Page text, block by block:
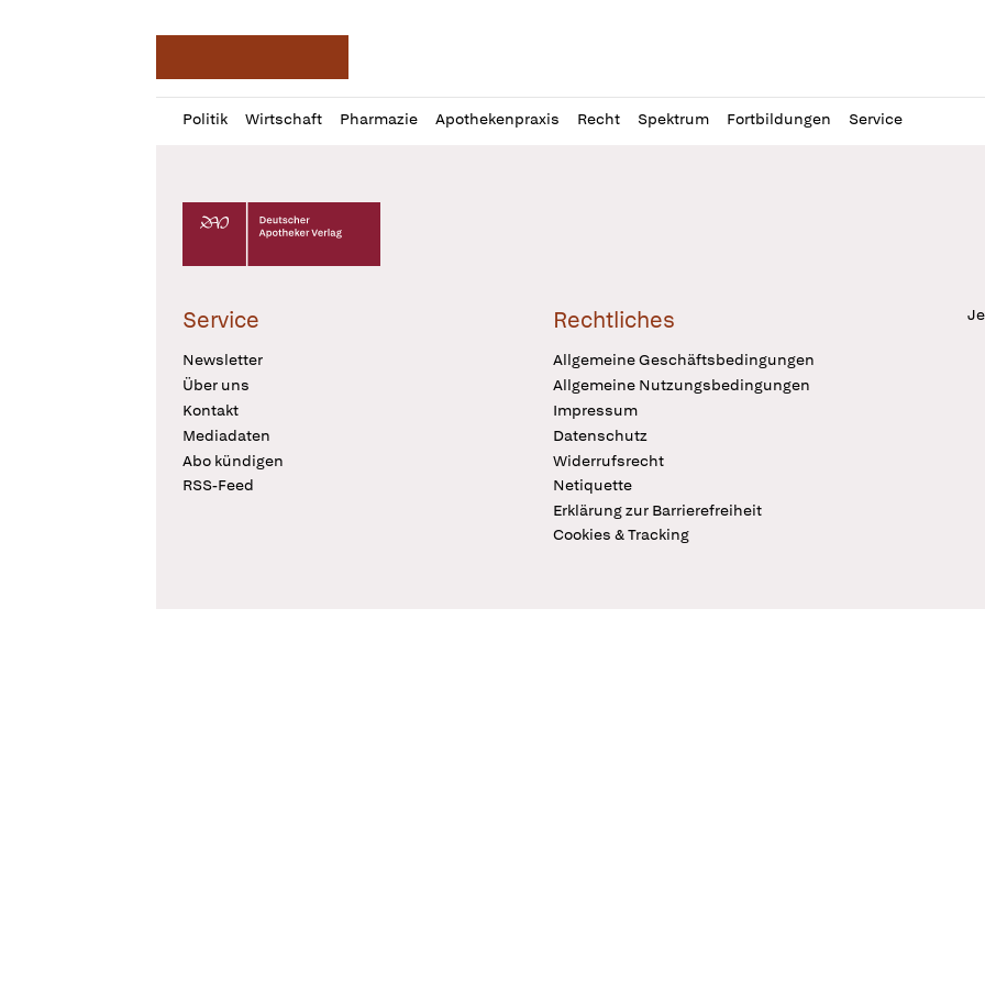
Politik Wirtschaft Pharmazie Apothekenpraxis Recht Spektrum Fortbildungen Service
Profil
öffnen
Daz
Pur
Deutscher Apotheker Verlag Logo
Service
Newsletter
Über uns
Kontakt
Mediadaten
Abo kündigen
RSS-Feed
Rechtliches
Allgemeine Geschäftsbedingungen
Allgemeine Nutzungsbedingungen
Impressum
Datenschutz
Widerrufsrecht
Netiquette
Erklärung zur Barrierefreiheit
Cookies & Tracking